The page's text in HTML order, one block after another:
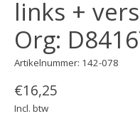
links +
Org:
Artikelnummer: 142-078
€16,25
Incl. btw